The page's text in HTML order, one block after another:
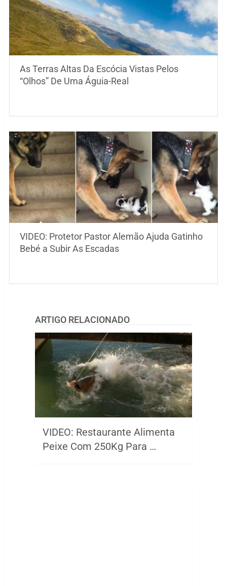
As Terras Altas Da Escócia Vistas Pelos
“Olhos” De Uma Águia-Real
VIDEO: Protetor Pastor Alemão Ajuda Gatinho
Bebé a Subir As Escadas
ARTIGO RELACIONADO
VIDEO: Restaurante Alimenta
Peixe Com 250Kg Para …